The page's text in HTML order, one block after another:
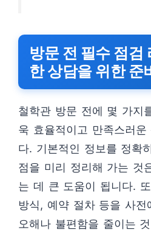
방문 전 필수 점검
한 상담을 위한 준
철학관 방문 전에 몇 가지
욱 효율적이고 만족스러
다. 기본적인 정보를 정확
점을 미리 정리해 가는 것
는 데 큰 도움이 됩니다.
방식, 예약 절차 등을 사
오해나 불편함을 줄이는